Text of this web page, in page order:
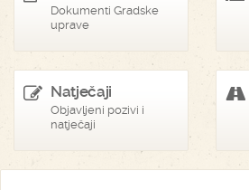
Dokumenti Gradske
uprave
Natječaji
Objavljeni pozivi i
natječaji